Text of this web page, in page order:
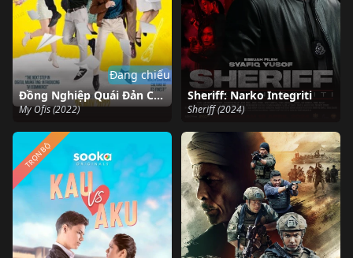
Đồng Nghiệp Quái Đản Của Tôi
My Ofis (2022)
Đang chiếu
Sheriff: Narko Integriti
Sheriff (2024)
TRỌN BỘ